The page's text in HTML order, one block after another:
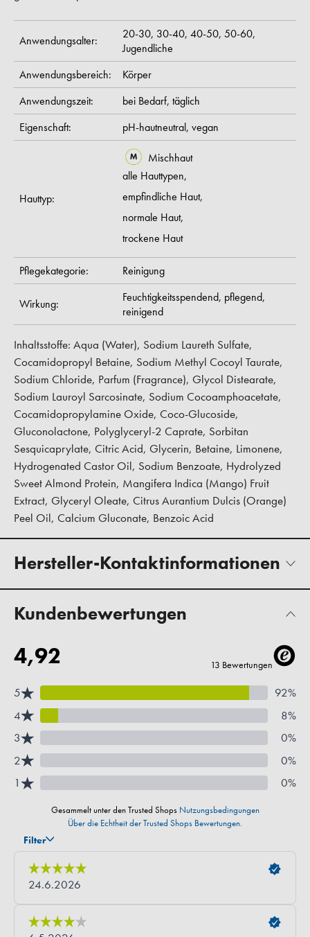
Anwendungsalter: 20-30, 30-40, 40-50, 50-60,
Jugendliche
Anwendungsbereich:
Körper
Anwendungszeit:
bei Bedarf, täglich
Eigenschaft:
pH-hautneutral, vegan
Hauttyp:
Mischhaut
alle Hauttypen,
empfindliche Haut,
normale Haut,
trockene Haut
Pflegekategorie: Reinigung
Wirkung: Feuchtigkeitsspendend, pflegend,
reinigend
Inhaltsstoffe: Aqua (Water), Sodium Laureth Sulfate,
Cocamidopropyl Betaine, Sodium Methyl Cocoyl Taurate,
Sodium Chloride, Parfum (Fragrance), Glycol Distearate,
Sodium Lauroyl Sarcosinate, Sodium Cocoamphoacetate,
Cocamidopropylamine Oxide, Coco-Glucoside,
Gluconolactone, Polyglyceryl-2 Caprate, Sorbitan
Sesquicaprylate, Citric Acid, Glycerin, Betaine, Limonene,
Hydrogenated Castor Oil, Sodium Benzoate, Hydrolyzed
Sweet Almond Protein, Mangifera Indica (Mango) Fruit
Extract, Glyceryl Oleate, Citrus Aurantium Dulcis (Orange)
Peel Oil, Calcium Gluconate, Benzoic Acid
Hersteller-Kontaktinformationen
Kundenbewertungen